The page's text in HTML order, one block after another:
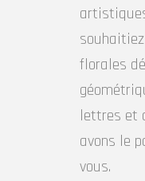
florales
lettres et
avons le
vous.